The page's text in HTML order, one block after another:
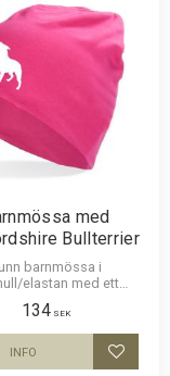
med
Bullterrier
barnmössa i
elastan med ett
Mössan finns i flera
färger.
134 SEK
Lägg
INFO